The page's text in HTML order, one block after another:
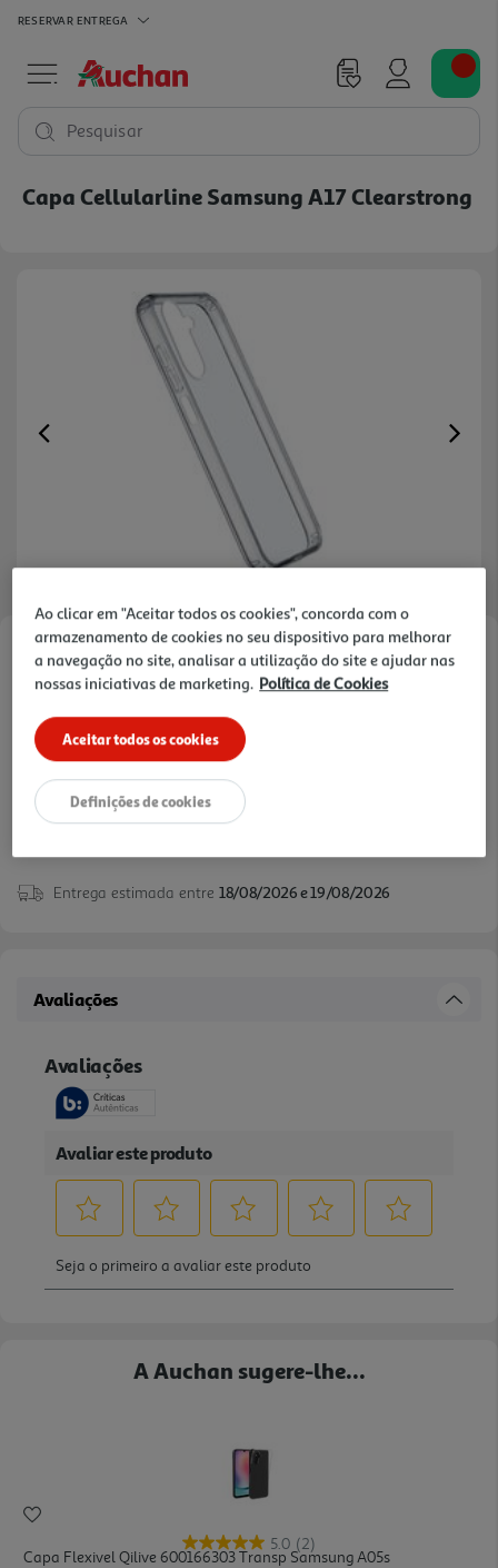
RESERVAR ENTREGA
Pesquisar
Capa Cellularline Samsung A17 Clearstrong
Previous
Faça a sua avaliação
Ref. / EAN: 8018080505485
19,99 €
Entrega estimada entre 18/08/2026 e 19/08/2026
Avaliações
A Auchan sugere-lhe...
5.0 (2)
Capa Flexivel Qilive 600166303 Transp Samsung A05s
Ao clicar em "Aceitar todos os cookies", concorda com o
armazenamento de cookies no seu dispositivo para melhorar
a navegação no site, analisar a utilização do site e ajudar nas
nossas iniciativas de marketing. Política de Cookies
Aceitar todos os cookies
Definições de cookies